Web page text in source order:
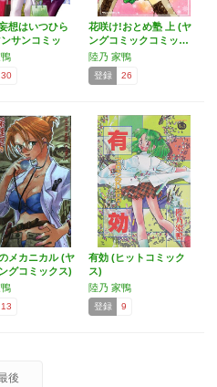
想はいつひら
サンコミッ
30
花咲け!おとめ塾 上 (ヤ
ングコミックコミッ…
陸乃 家鴨
登録 26
メカニカル (ヤ
グコミックス)
13
有効 (ヒットコミック
ス)
陸乃 家鴨
登録 9
後